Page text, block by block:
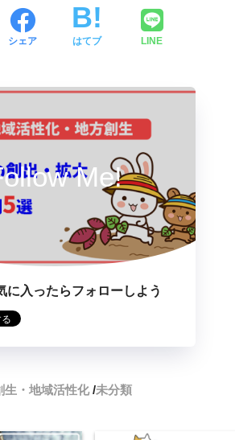
シェア はてブ LINE
Me!
に入ったらフォローしよう
生・地域活性化 未分類